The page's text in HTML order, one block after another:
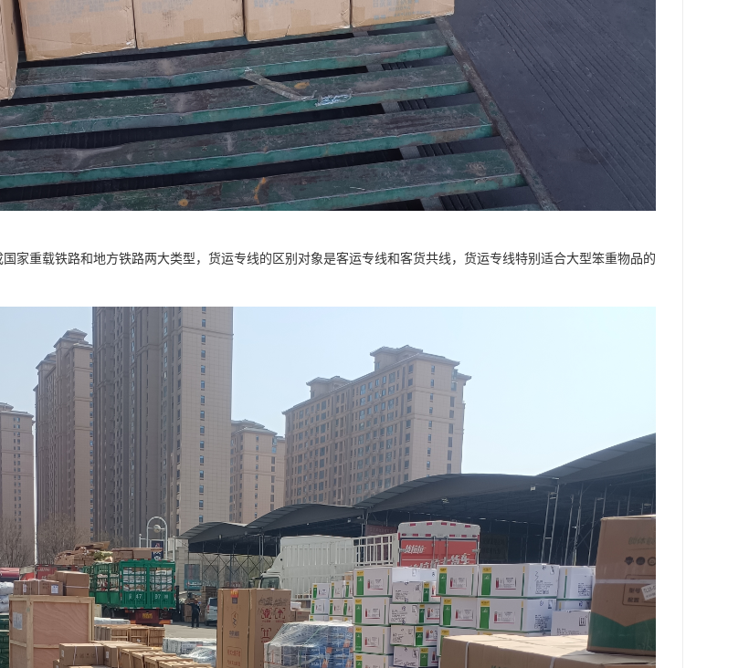
家重载铁路和地方铁路两大类型，货运专线的区别对象是客运专线和客货共线，货运专线特别适合大型笨重物品的